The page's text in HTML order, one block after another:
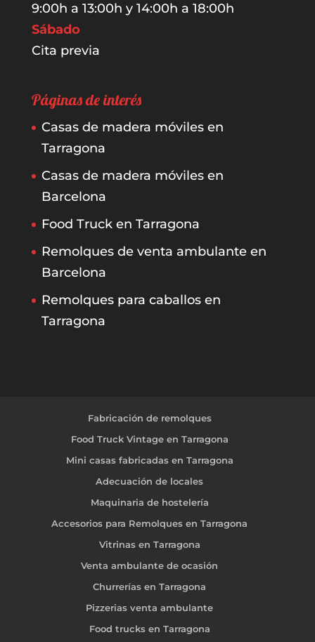
9:00h a 13:00h y 14:00h a 18:00h
Sábado
Cita previa
Páginas de interés
Casas de madera móviles en
Tarragona
Casas de madera móviles en
Barcelona
Food Truck en Tarragona
Remolques de venta ambulante en
Barcelona
Remolques para caballos en
Tarragona
Fabricación de remolques
Food Truck Vintage en Tarragona
Mini casas fabricadas en Tarragona
Adecuación de locales
Maquinaria de hostelería
Accesorios para Remolques en Tarragona
Vitrinas en Tarragona
Venta ambulante de ocasión
Churrerías en Tarragona
Pizzerias venta ambulante
Food trucks en Tarragona